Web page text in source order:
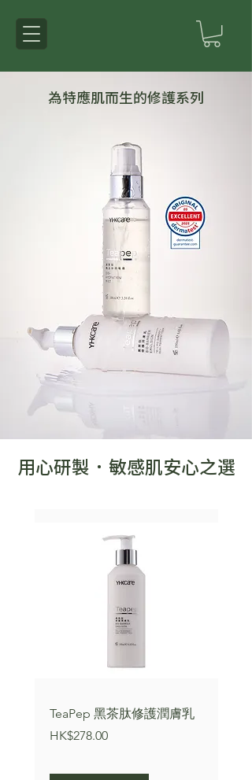
為特應肌而生的修護系列
用心研製 · 敏感肌安心之選
TeaPep 黑茶肽修護潤膚乳
價格
HK$278.00